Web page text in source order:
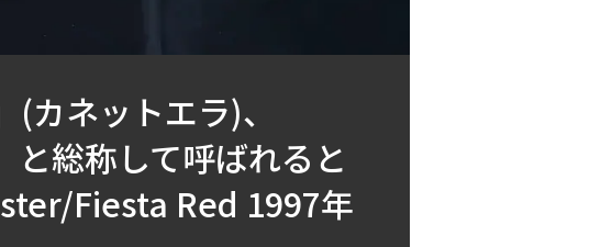
ネットエラ)、
と総称して呼ばれると
Fiesta Red 1997年